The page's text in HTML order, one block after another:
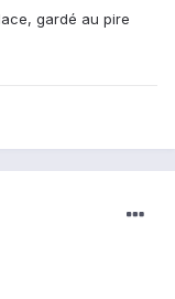
gardé au pire